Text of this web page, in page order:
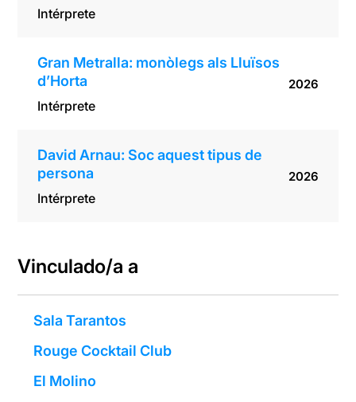
Intérprete
Gran Metralla: monòlegs als Lluïsos
d’Horta
Intérprete
2026
David Arnau: Soc aquest tipus de
persona
Intérprete
2026
Vinculado/a a
Sala Tarantos
Rouge Cocktail Club
El Molino